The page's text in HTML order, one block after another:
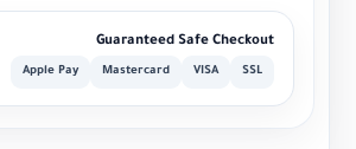
Guaranteed Safe Checkout
SSL
VISA
Mastercard
Apple Pay